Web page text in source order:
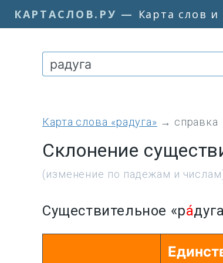
КАРТАСЛОВ.РУ — Карта слов
Карта слова «радуга» → справка
Склонение
(изменение по падежам и
Существительное «ра́